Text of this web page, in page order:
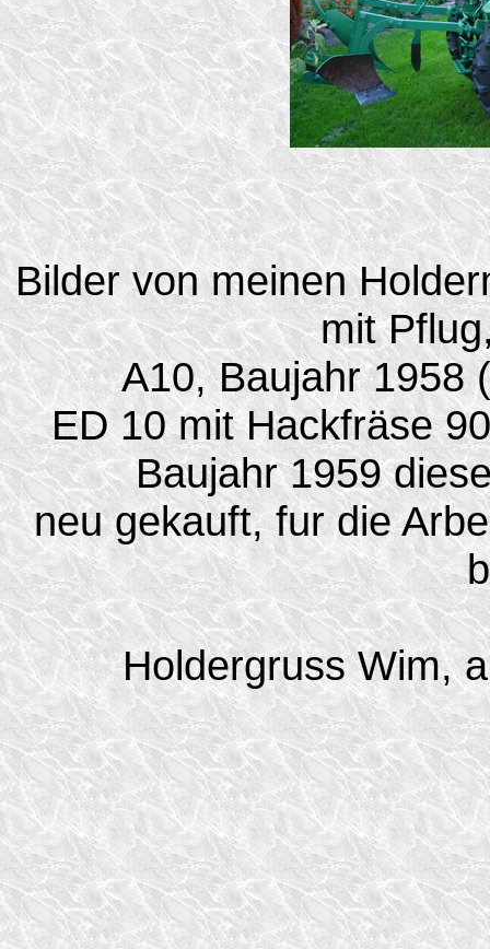
Bilder von meinen
mit
A10, Baujahr 1958
ED 10 mit Hackfräse
Baujahr 1959
neu gekauft, fur die
Holdergruss Wim,